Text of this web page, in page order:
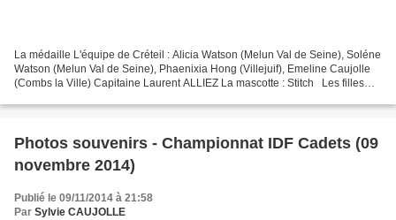
La médaille L'équipe de Créteil : Alicia Watson (Melun Val de Seine), Soléne
Watson (Melun Val de Seine), Phaenixia Hong (Villejuif), Emeline Caujolle
(Combs la Ville) Capitaine Laurent ALLIEZ La mascotte : Stitch Les filles
Photos souvenirs - Championnat IDF Cadets (09
novembre 2014)
Publié le 09/11/2014 à 21:58
Par Sylvie CAUJOLLE